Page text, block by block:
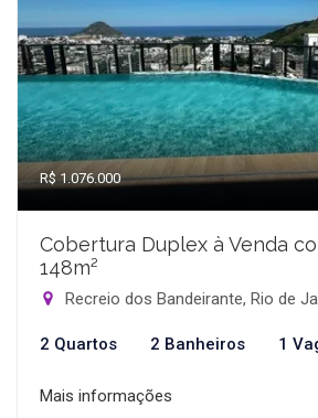
R$ 1.076.000
Cobertura Duplex à Venda
148m²
Recreio dos Bandeirante, Rio de
2 Quartos 2 Banheiros 1
Mais informações